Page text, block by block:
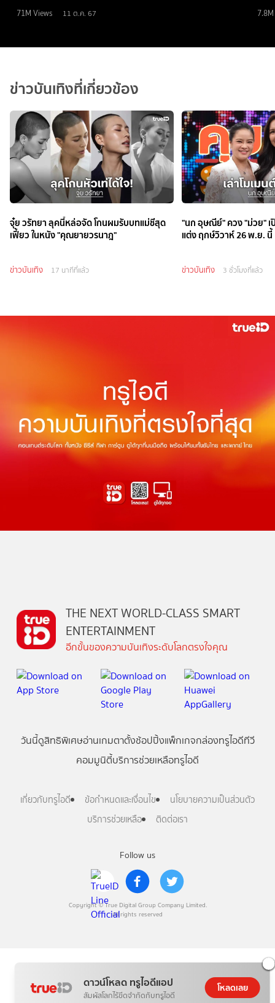
71M Views 11 ต.ค. 67 7.8M
ข่าวบันเทิงที่เกี่ยวข้อง
จุ๋ย วรัทยา ลุคนี้หล่อจัด โกนผมรับบทแม่ชีสุด
เฟี้ยว ในหนัง "คุณยายวรนาฎ"
ข่าวบันเทิง 17 นาทีที่แล้ว
"นก อุษณีย์" ควง "ม่วย" เ
แต่ง ฤกษ์วิวาห์ 26 พ.ย. นี้
ข่าวบันเทิง 3 ชั่วโมงที่แล้ว
ดาวน์โหลด ทรูไอดีแอป
สัมผัสโลกไร้ขีดจำกัดกับทรูไอดี
โหลดเลย
Follow us
Copyright © True Digital Group Company Limited.
All rights reserved
THE NEXT WORLD-CLASS SMART
ENTERTAINMENT
อีกขั้นของความบันเทิงระดับโลกตรงใจคุณ
วันนี้ดูสิทธิพิเศษอ่านเกมตาตั้งช้อปปิ้งแพ็กเกจกล่องทรูไอดีทีวี
คอมมูนิตี้บริการช่วยเหลือทรูไอดี
เกี่ยวกับทรูไอดี ข้อกำหนดและเงื่อนไข
นโยบายความเป็นส่วนตัว
บริการช่วยเหลือ
ติดต่อเรา